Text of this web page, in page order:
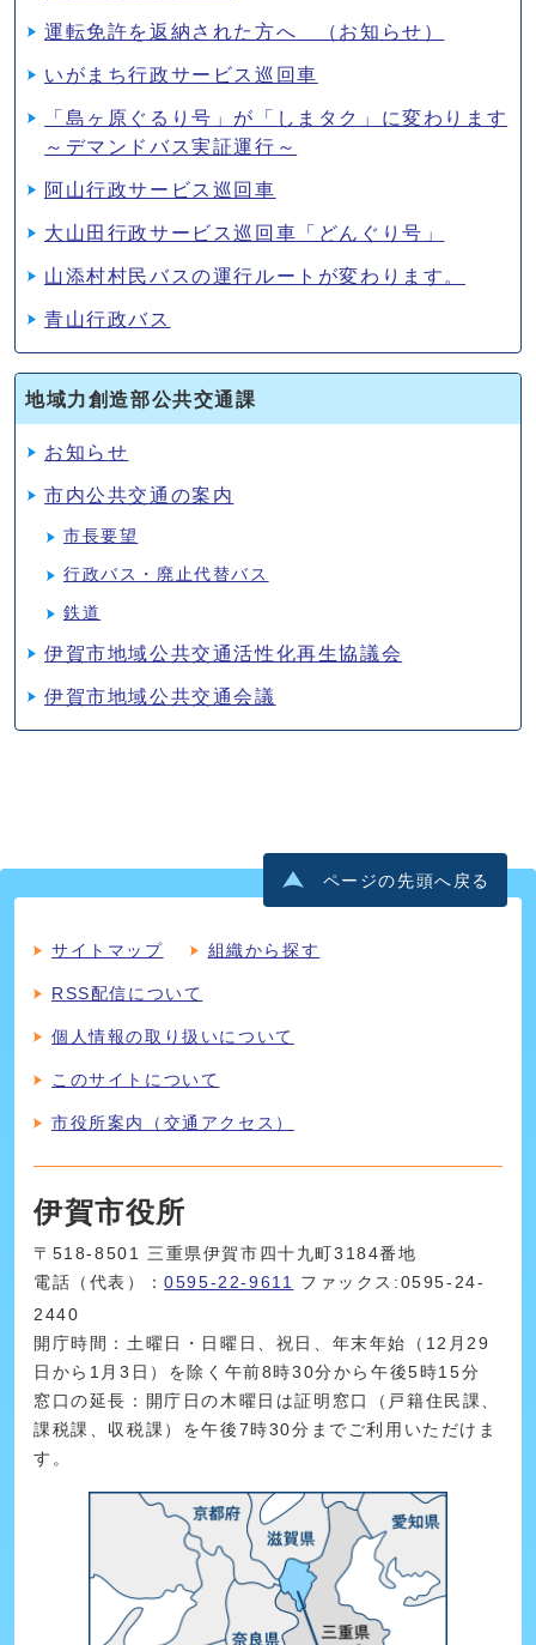
運転免許を返納された方へ （お知らせ）
いがまち行政サービス巡回車
「島ヶ原ぐるり号」が「しまタク」に変わります
～デマンドバス実証運行～
阿山行政サービス巡回車
大山田行政サービス巡回車「どんぐり号」
山添村村民バスの運行ルートが変わります。
青山行政バス
地域力創造部公共交通課
お知らせ
市内公共交通の案内
市長要望
行政バス・廃止代替バス
鉄道
伊賀市地域公共交通活性化再生協議会
伊賀市地域公共交通会議
ページの先頭へ戻る
サイトマップ 組織から探す
RSS配信について
個人情報の取り扱いについて
このサイトについて
市役所案内（交通アクセス）
伊賀市役所
〒518-8501 三重県伊賀市四十九町3184番地
電話（代表）：0595-22-9611
ファックス:0595-24-
2440
開庁時間：土曜日・日曜日、祝日、年末年始（12月29
日から1月3日）を除く午前8時30分から午後5時15分
窓口の延長：開庁日の木曜日は証明窓口（戸籍住民課、
課税課、収税課）を午後7時30分までご利用いただけま
す。